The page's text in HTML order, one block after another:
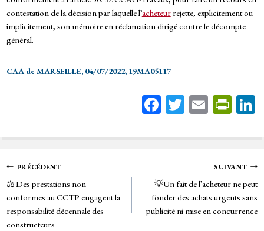
contestation de la décision par laquelle l’acheteurrejette, explicitement ou
implicitement, son mémoire en réclamation dirigé contre le décompte
général.
CAA de MARSEILLE, 04/07/2022, 19MA05117
Fa
bo
T
tt
E
ail
Pr
tF
rie
n
dl
y
Navigation
de
l’article
PRÉCÉDENT
⚖️ Des prestations non
conformes au CCTP engagent la
responsabilité décennale des
constructeurs
SUIVANT
💡Un fait de l’acheteur ne peut
fonder des achats urgents sans
publicité ni mise en concurrence